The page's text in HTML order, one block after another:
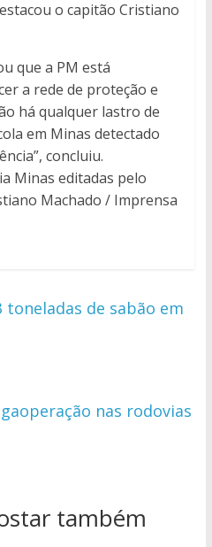
o capitão Cristiano
que a PM está
a rede de proteção e
há qualquer lastro de
em Minas detectado
concluiu.
Minas editadas pelo
Machado / Imprensa
toneladas de sabão em
nas rodovias
também